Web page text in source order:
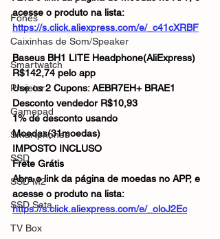
Fones
Caixinhas de Som/Speaker
Smartwatch
Projetor
Gamepad
Smartphones
SSD
SSD M2
SSD Sata
TV Box
acesse o produto na lista:
https://s.click.aliexpress.com/e/_c41cXRBF
Baseus BH1 LITE Headphone(AliExpress)
R$142,74 pelo app
Use os 2 Cupons: AEBR7EH+ BRAE1
Desconto vendedor R$10,93
1% de desconto usando
Moedas(31moedas)
IMPOSTO INCLUSO
Frete Grátis
Abra o link da página de moedas no APP, e
acesse o produto na lista:
https://s.click.aliexpress.com/e/_oloJ2Ec